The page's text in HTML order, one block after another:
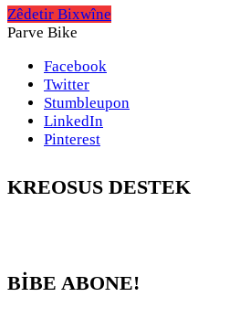
Zêdetir Bixwîne
Parve Bike
Facebook
Twitter
Stumbleupon
LinkedIn
Pinterest
KREOSUS DESTEK
BİBE ABONE!